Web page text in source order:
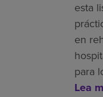
esta
en
para
Lea